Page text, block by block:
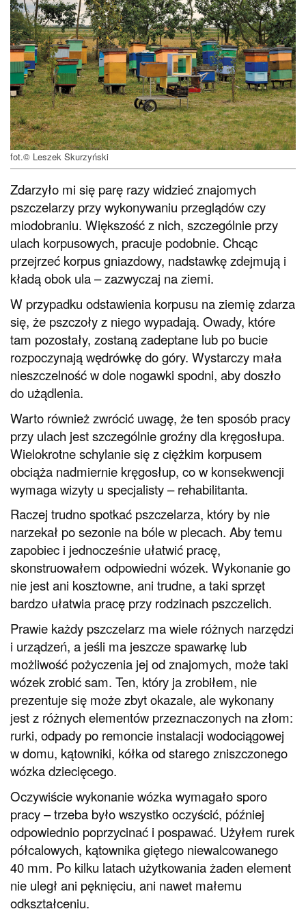
fot.© Leszek Skurzyński
Zdarzyło mi się parę razy widzieć znajomych
pszczelarzy przy wykonywaniu przeglądów czy
miodobraniu. Większość z nich, szczególnie przy
ulach korpusowych, pracuje podobnie. Chcąc
przejrzeć korpus gniazdowy, nadstawkę zdejmują i
kładą obok ula – zazwyczaj na ziemi.
W przypadku odstawienia korpusu na ziemię zdarza
się, że pszczoły z niego wypadają. Owady, które
tam pozostały, zostaną zadeptane lub po bucie
rozpoczynają wędrówkę do góry. Wystarczy mała
nieszczelność w dole nogawki spodni, aby doszło
do użądlenia.
Warto również zwrócić uwagę, że ten sposób pracy
przy ulach jest szczególnie groźny dla kręgosłupa.
Wielokrotne schylanie się z ciężkim korpusem
obciąża nadmiernie kręgosłup, co w konsekwencji
wymaga wizyty u specjalisty – rehabilitanta.
Raczej trudno spotkać pszczelarza, który by nie
narzekał po sezonie na bóle w plecach. Aby temu
zapobiec i jednocześnie ułatwić pracę,
skonstruowałem odpowiedni wózek. Wykonanie go
nie jest ani kosztowne, ani trudne, a taki sprzęt
bardzo ułatwia pracę przy rodzinach pszczelich.
Prawie każdy pszczelarz ma wiele różnych narzędzi
i urządzeń, a jeśli ma jeszcze spawarkę lub
możliwość pożyczenia jej od znajomych, może taki
wózek zrobić sam. Ten, który ja zrobiłem, nie
prezentuje się może zbyt okazale, ale wykonany
jest z różnych elementów przeznaczonych na złom:
rurki, odpady po remoncie instalacji wodociągowej
w domu, kątowniki, kółka od starego zniszczonego
wózka dziecięcego.
Oczywiście wykonanie wózka wymagało sporo
pracy – trzeba było wszystko oczyścić, później
odpowiednio poprzycinać i pospawać. Użyłem rurek
półcalowych, kątownika giętego niewalcowanego
40 mm. Po kilku latach użytkowania żaden element
nie uległ ani pęknięciu, ani nawet małemu
odkształceniu.